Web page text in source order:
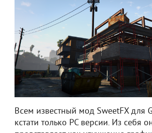
Всем известный мод SweetFX для
кстати только PC версии. Из себя